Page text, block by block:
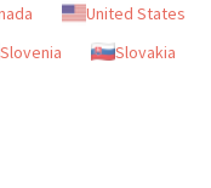
United States
Slovenia Slovakia